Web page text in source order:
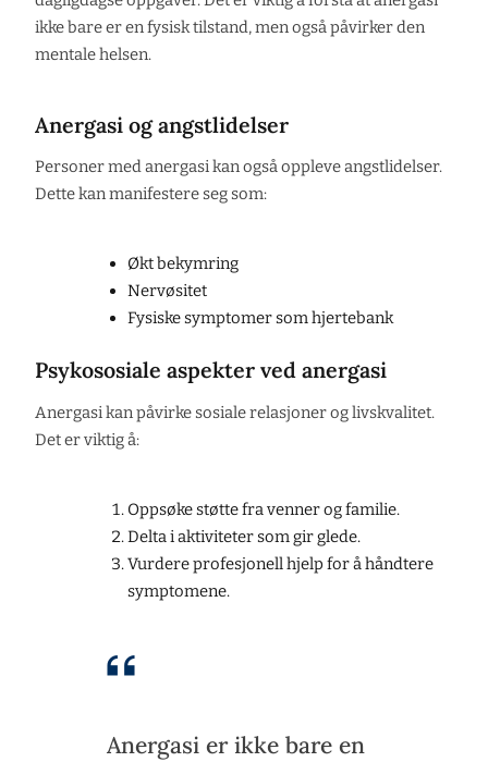
ikke bare er en fysisk tilstand, men også påvirker den
mentale helsen.
Anergasi og angstlidelser
Personer med anergasi kan også oppleve angstlidelser.
Dette kan manifestere seg som:
Økt bekymring
Nervøsitet
Fysiske symptomer som hjertebank
Psykososiale aspekter ved anergasi
Anergasi kan påvirke sosiale relasjoner og livskvalitet.
Det er viktig å:
Oppsøke støtte fra venner og familie.
Delta i aktiviteter som gir glede.
Vurdere profesjonell hjelp for å håndtere
symptomene.
Anergasi er ikke bare en